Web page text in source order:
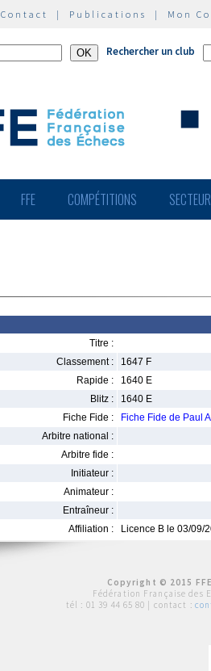
Contact | Publications | Mon
Rechercher un club
FFE COMPÉTITIONS
Titre :
Classement :
1647 F
Rapide :
1640 E
Blitz :
1640 E
Fiche Fide :
Fiche Fide de Paul
Arbitre national :
Arbitre fide :
Initiateur :
Animateur :
Entraîneur :
Affiliation :
Licence B le 03/09/
Copyright © 2015
Fédération Française des
tél : 01 39 44 65 80 | contact :